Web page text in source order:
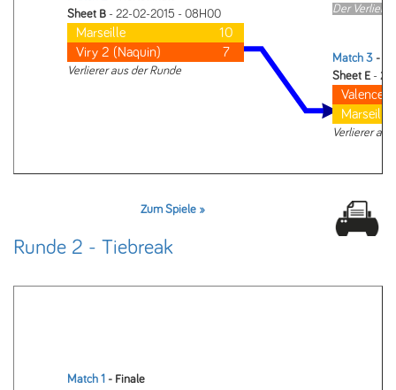
Der
Sheet B - 22-02-2015 - 08H00
Marseille
10
Viry 2 (Naquin)
7
Verlierer aus der Runde
Match 3 -
Sheet E -
Valence
Marseille
Verlierer
Zum Spiele »
Runde 2 - Tiebreak
Match 1 - Finale